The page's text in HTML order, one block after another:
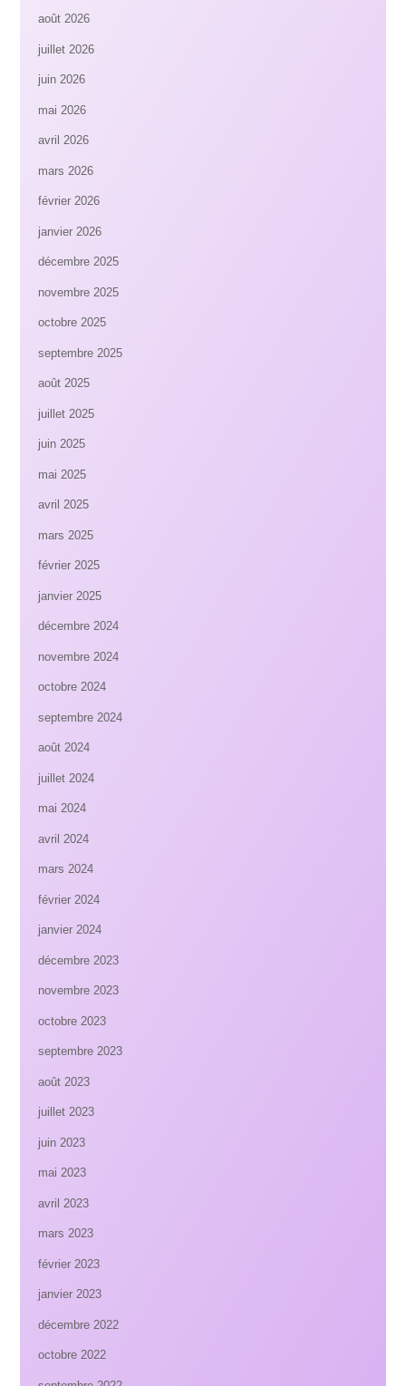
août 2026
juillet 2026
juin 2026
mai 2026
avril 2026
mars 2026
février 2026
janvier 2026
décembre 2025
novembre 2025
octobre 2025
septembre 2025
août 2025
juillet 2025
juin 2025
mai 2025
avril 2025
mars 2025
février 2025
janvier 2025
décembre 2024
novembre 2024
octobre 2024
septembre 2024
août 2024
juillet 2024
mai 2024
avril 2024
mars 2024
février 2024
janvier 2024
décembre 2023
novembre 2023
octobre 2023
septembre 2023
août 2023
juillet 2023
juin 2023
mai 2023
avril 2023
mars 2023
février 2023
janvier 2023
décembre 2022
octobre 2022